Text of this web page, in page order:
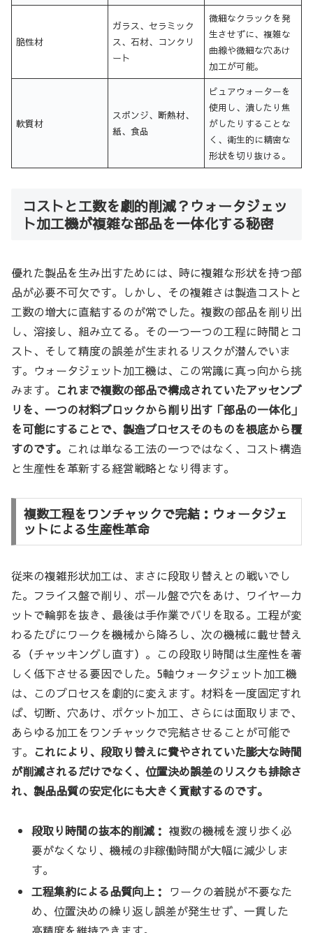
脆性材
ガラス、セラミック
ス、石材、コンクリ
ート
微細なクラックを発
生させずに、複雑な
曲線や微細な穴あけ
加工が可能。
軟質材
スポンジ、断熱材、
紙、食品
ピュアウォーターを
使用し、潰したり焦
がしたりすることな
く、衛生的に精密な
形状を切り抜ける。
コストと工数を劇的削減？ウォータジェッ
ト加工機が複雑な部品を一体化する秘密
優れた製品を生み出すためには、時に複雑な形状を持つ部
品が必要不可欠です。しかし、その複雑さは製造コストと
工数の増大に直結するのが常でした。複数の部品を削り出
し、溶接し、組み立てる。その一つ一つの工程に時間とコ
スト、そして精度の誤差が生まれるリスクが潜んでいま
す。ウォータジェット加工機は、この常識に真っ向から挑
みます。 これまで複数の部品で構成されていたアッセンブ
リを、一つの材料ブロックから削り出す「部品の一体化」
を可能にすることで、製造プロセスそのものを根底から覆
すのです。 これは単なる工法の一つではなく、コスト構造
と生産性を革新する経営戦略となり得ます。
複数工程をワンチャックで完結：ウォータジェ
ットによる生産性革命
従来の複雑形状加工は、まさに段取り替えとの戦いでし
た。フライス盤で削り、ボール盤で穴をあけ、ワイヤーカ
ットで輪郭を抜き、最後は手作業でバリを取る。工程が変
わるたびにワークを機械から降ろし、次の機械に載せ替え
る（チャッキングし直す）。この段取り時間は生産性を著
しく低下させる要因でした。5軸ウォータジェット加工機
は、このプロセスを劇的に変えます。材料を一度固定すれ
ば、切断、穴あけ、ポケット加工、さらには面取りまで、
あらゆる加工をワンチャックで完結させることが可能で
す。 これにより、段取り替えに費やされていた膨大な時間
が削減されるだけでなく、位置決め誤差のリスクも排除さ
れ、製品品質の安定化にも大きく貢献するのです。
段取り時間の抜本的削減： 複数の機械を渡り歩く必
要がなくなり、機械の非稼働時間が大幅に減少しま
す。
工程集約による品質向上： ワークの着脱が不要なた
め、位置決めの繰り返し誤差が発生せず、一貫した